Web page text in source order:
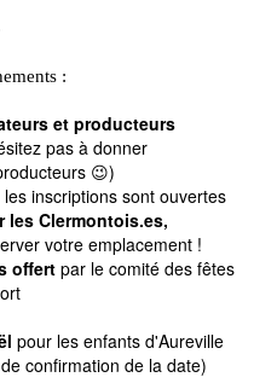
:
et producteurs
pas à donner
😉)
les inscriptions sont ouvertes
Clermontois.es,
votre emplacement !
offert par le comité des fêtes
pour les enfants d'Aureville
confirmation de la date)